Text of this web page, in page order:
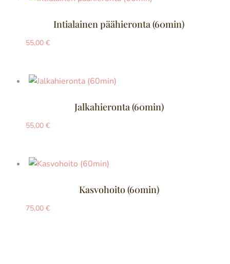
Intialainen päähieronta (60min)
55,00 €
Jalkahieronta (60min)
55,00 €
Kasvohoito (60min)
75,00 €